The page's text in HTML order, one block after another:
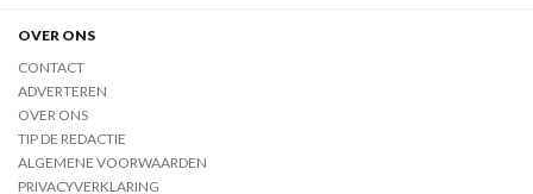
OVER ONS
CONTACT
ADVERTEREN
OVER ONS
TIP DE REDACTIE
ALGEMENE VOORWAARDEN
PRIVACYVERKLARING